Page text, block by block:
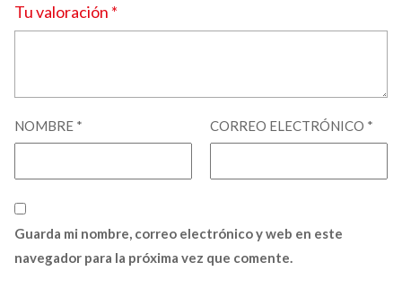
Tu valoración *
NOMBRE * CORREO ELECTRÓNICO *
Guarda mi nombre, correo electrónico y web en este
navegador para la próxima vez que comente.